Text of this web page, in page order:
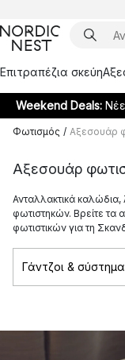
Επιτραπέζια σκεύη
Weekend Deals:
Φωτισμός / Αξεσουάρ
Αξεσουάρ
Ανταλλακτικά καλώδια,
φωτιστηκών. Βρείτε τα
φωτιστικών για τη
Γάντζοι &